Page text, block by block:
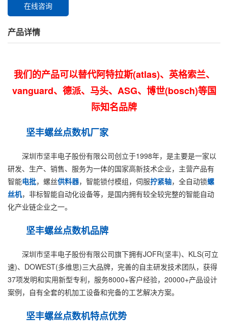
在线咨询
产品详情
我们的产品可以替代阿特拉斯(atlas)、英格索兰、
vanguard、德派、马头、ASG、博世(bosch)等国
际知名品牌
坚丰螺丝点数机厂家
深圳市坚丰电子股份有限公司创立于1998年，是主要是一家以
研发、生产、销售、服务为一体的国家高新技术企业，主营产品有
智能电批，螺丝供料器，智能锁付模组，伺服拧紧轴，全自动锁螺
丝机，非标智能自动化设备等，是国内拥有较全较完整的智能自动
化产业链企业之一。
坚丰螺丝点数机品牌
深圳市坚丰电子股份有限公司旗下拥有JOFR(坚丰)、KLS(可立
速)、DOWEST(多维思)三大品牌，完善的自主研发技术团队，获得
37项发明和实用新型专利，服务8000+客户经验，20000+产品设计
案例，自有全套的机加工设备和完备的工艺解决方案。
坚丰螺丝点数机特点优势